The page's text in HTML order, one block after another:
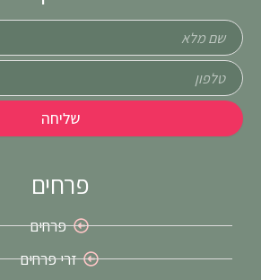
שם
טלפון
שליחה
פרחים
פרחים
זרי פרחים